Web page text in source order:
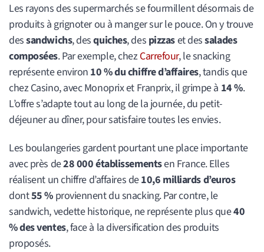
Les rayons des supermarchés se fourmillent désormais de
produits à grignoter ou à manger sur le pouce. On y trouve
dessandwichs, desquiches, des pizzaset dessalades
composées. Par exemple, chezCarrefour, le snacking
représente environ 10 % du chiffre d’affaires, tandis que
chez Casino, avec Monoprix et Franprix, il grimpe à 14 %.
L’offre s’adapte tout au long de la journée, du petit-
déjeuner au dîner, pour satisfaire toutes les envies.
Les boulangeries gardent pourtant une place importante
avec près de28 000 établissementsen France. Elles
réalisent un chiffre d’affaires de10,6 milliards d’euros
dont55 %proviennent du snacking. Par contre, le
sandwich, vedette historique, ne représente plus que40
% des ventes, face à la diversification des produits
proposés.